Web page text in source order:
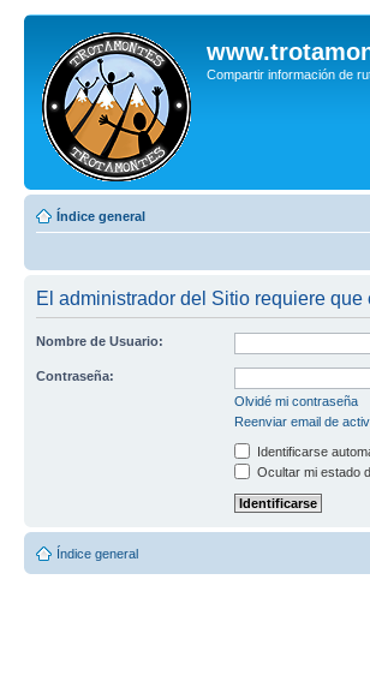
Compartir información de
Índice general
El administrador del Sitio requiere
Nombre de Usuario:
Contraseña:
Olvidé mi contraseña
Reenviar email de
Identificarse
Ocultar mi estado
Índice general